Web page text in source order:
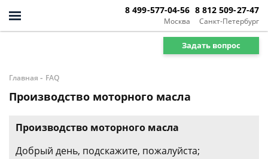
Москва
8 499-577-04-56
Санкт-Петербург
8 812 509-27-47
Задать вопрос
Главная - FAQ
Производство моторного масла
Производство моторного масла
Добрый день, подскажите, пожалуйста;